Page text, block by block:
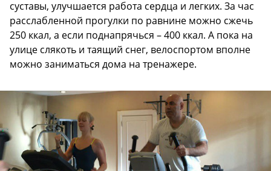
суставы, улучшается работа сердца и легких. За час
расслабленной прогулки по равнине можно сжечь
250 ккал, а если поднапрячься – 400 ккал. А пока на
улице слякоть и таящий снег, велоспортом вполне
можно заниматься дома на тренажере.